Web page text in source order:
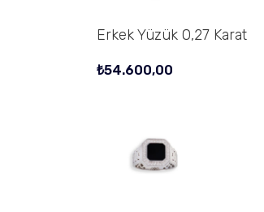
Erkek Yüzük 0,27 Karat
₺54.600,00